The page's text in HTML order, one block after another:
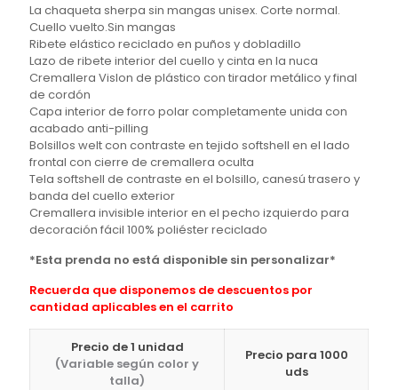
La chaqueta sherpa sin mangas unisex. Corte normal.
Cuello vuelto.Sin mangas
Ribete elástico reciclado en puños y dobladillo
Lazo de ribete interior del cuello y cinta en la nuca
Cremallera Vislon de plástico con tirador metálico y final
de cordón
Capa interior de forro polar completamente unida con
acabado anti-pilling
Bolsillos welt con contraste en tejido softshell en el lado
frontal con cierre de cremallera oculta
Tela softshell de contraste en el bolsillo, canesú trasero y
banda del cuello exterior
Cremallera invisible interior en el pecho izquierdo para
decoración fácil 100% poliéster reciclado
*Esta prenda no está disponible sin personalizar*
Recuerda que disponemos de descuentos por
cantidad aplicables en el carrito
Precio de 1 unidad
(Variable según color y
talla)
Precio para 1000
uds